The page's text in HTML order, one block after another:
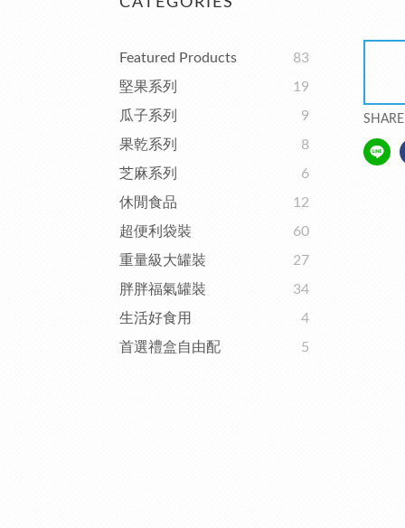
Featured Products
83
堅果系列
19
瓜子系列
9
果乾系列
8
芝麻系列
6
休閒食品
12
超便利袋裝
60
重量級大罐裝
27
胖胖福氣罐裝
34
生活好食用
4
首選禮盒自由配
5
SHARE